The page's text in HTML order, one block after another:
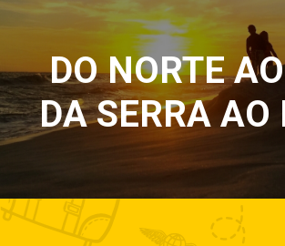
DO NORTE
DA SERRA AO